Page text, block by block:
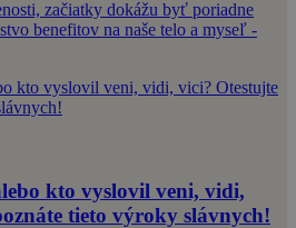
začiatky dokážu byť poriadne
benefitov na naše telo a myseľ -
kto vyslovil veni, vidi,
tieto výroky slávnych!